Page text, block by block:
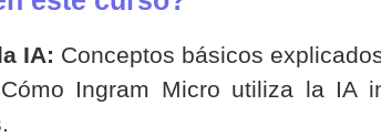
IA: Conceptos básicos
Cómo Ingram Micro utiliza la IA